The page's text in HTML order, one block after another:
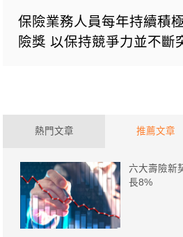
保險業務人員每年持續積
險獎 以保持競爭力並不斷
熱門文章 推薦文章
六大壽險新
長8%